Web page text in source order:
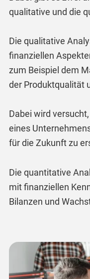
qualitative und die
Die qualitative
finanziellen
zum Beispiel dem
der Produktqualität
Dabei wird
eines
für die Zukunft zu
Die quantitative
mit finanziellen
Bilanzen und